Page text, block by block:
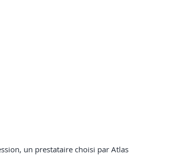
un prestataire choisi par Atlas